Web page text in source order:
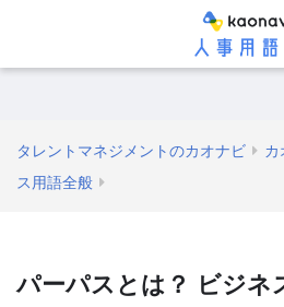
タレントマネジメントのカオナビ カ
ス用語全般
パーパスとは？ ビジネ